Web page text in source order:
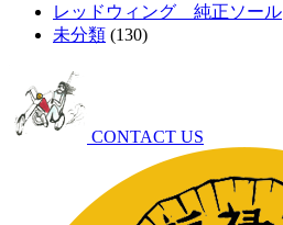
レッドウィング 純正ソール
未分類 (130)
CONTACT US